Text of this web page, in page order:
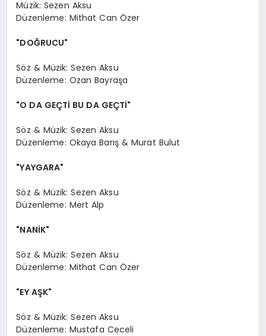
Müzik: Sezen Aksu
Düzenleme: Mithat Can Özer
"DOĞRUCU"
Söz & Müzik: Sezen Aksu
Düzenleme: Ozan Bayraşa
"O DA GEÇTİ BU DA GEÇTİ"
Söz & Müzik: Sezen Aksu
Düzenleme: Okaya Barış & Murat Bulut
"YAYGARA"
Söz & Müzik: Sezen Aksu
Düzenleme: Mert Alp
"NANİK"
Söz & Müzik: Sezen Aksu
Düzenleme: Mithat Can Özer
"EY AŞK"
Söz & Müzik: Sezen Aksu
Düzenleme: Mustafa Ceceli